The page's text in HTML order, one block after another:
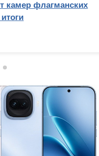
флагманских